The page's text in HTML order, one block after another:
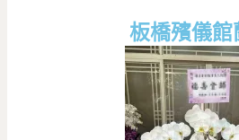
板橋殯儀館